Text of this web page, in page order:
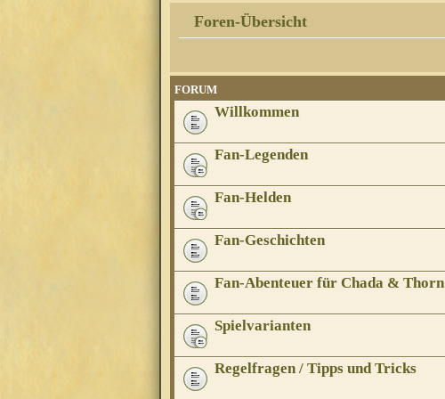
Foren-Übersicht
FORUM
Willkommen
Fan-Legenden
Fan-Helden
Fan-Geschichten
Fan-Abenteuer für Chada & Thorn
Spielvarianten
Regelfragen / Tipps und Tricks